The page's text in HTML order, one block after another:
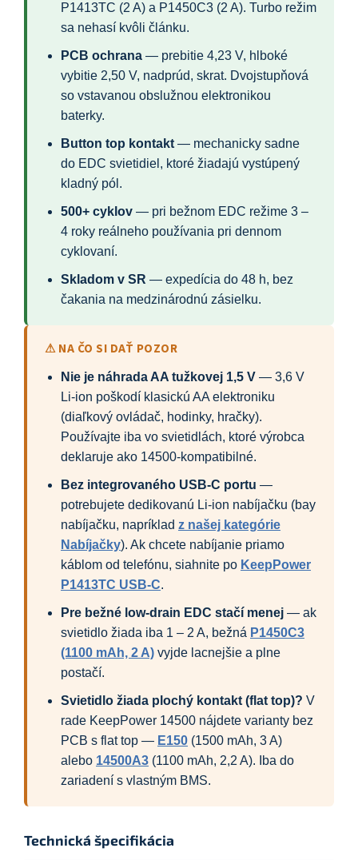
P1413TC (2 A) a P1450C3 (2 A). Turbo režim
sa nehasí kvôli článku.
PCB ochrana — prebitie 4,23 V, hlboké
vybitie 2,50 V, nadprúd, skrat. Dvojstupňová
so vstavanou obslužnou elektronikou
baterky.
Button top kontakt— mechanicky sadne
do EDC svietidiel, ktoré žiadajú vystúpený
kladný pól.
500+ cyklov — pri bežnom EDC režime 3 –
4 roky reálneho používania pri dennom
cyklovaní.
Skladom v SR — expedícia do 48 h, bez
čakania na medzinárodnú zásielku.
⚠ NA ČO SI DAŤ POZOR
Nie je náhrada AA tužkovej 1,5 V — 3,6 V
Li-ion poškodí klasickú AA elektroniku
(diaľkový ovládač, hodinky, hračky).
Používajte iba vo svietidlách, ktoré výrobca
deklaruje ako 14500-kompatibilné.
Bez integrovaného USB-C portu —
potrebujete dedikovanú Li-ion nabíjačku (bay
nabíjačku, napríklad z našej kategórie
Nabíjačky). Ak chcete nabíjanie priamo
káblom od telefónu, siahnite po KeepPower
P1413TC USB-C.
Pre bežné low-drain EDC stačí menej — ak
svietidlo žiada iba 1 – 2 A, bežná P1450C3
(1100 mAh, 2 A) vyjde lacnejšie a plne
postačí.
Svietidlo žiada plochý kontakt (flat top)? V
rade KeepPower 14500 nájdete varianty bez
PCB s flat top — E150 (1500 mAh, 3 A)
alebo 14500A3 (1100 mAh, 2,2 A). Iba do
zariadení s vlastným BMS.
Technická špecifikácia